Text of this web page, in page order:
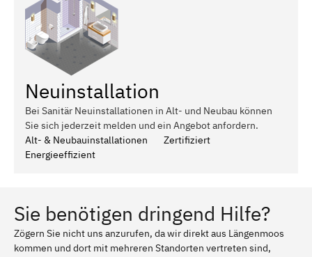
Neuinstallation
Bei Sanitär Neuinstallationen in Alt- und Neubau können
Sie sich jederzeit melden und ein Angebot anfordern.
Alt- & Neubauinstallationen
Zertifiziert
Energieeffizient
Sie benötigen dringend Hilfe?
Zögern Sie nicht uns anzurufen, da wir direkt aus Längenmoos
kommen und dort mit mehreren Standorten vertreten sind,